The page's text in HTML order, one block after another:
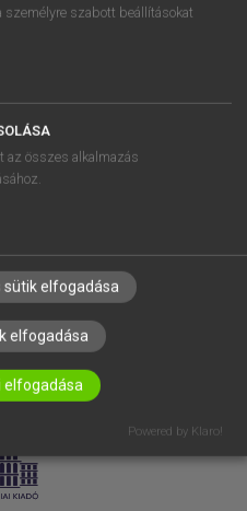
ADATVÉDELEM
személyre szabott beállításokat
az összes alkalmazás
sütik elfogadása
elfogadása
elfogadása
Powered by Klaro!